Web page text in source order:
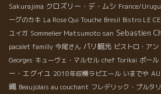
Sakurajima クロズリー・デ・ムシ France/
ーグのカキ La Rose Qui Touche Bresil Bistro LE
ユイガ Sommelier Matsumoto san Sebastien
pacalet familly 今尾さん パリ観光 ビストロ・ア
Georges キューヴェ・マルセル chef Torikai ポール
ー・エグイユ 2018年収穫ラピエール いまでや
縄 Beaujolais au couchant フレデリック・プルタ